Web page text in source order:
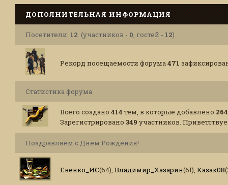
ДОПОЛНИТЕЛЬНАЯ ИНФОРМАЦИЯ
Посетители: 12 (участников - 0, гостей - 12)
Рекорд посещаемости форума471
Статистика форума
Всего создано 414 тем, в которые добавлено
Зарегистрировано 349 участников.
Поздравляем с Днем Рождения!
Евенко_ИС(64), Владимир_Хазарин(61), Казак08